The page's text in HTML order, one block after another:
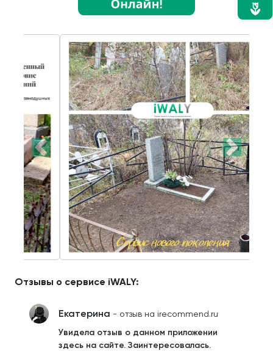
Отзывы о сервисе iWALY:
Екатерина - отзыв на irecommend.ru
Увидела отзыв о данном приложении
здесь на сайте. Заинтересовалась.